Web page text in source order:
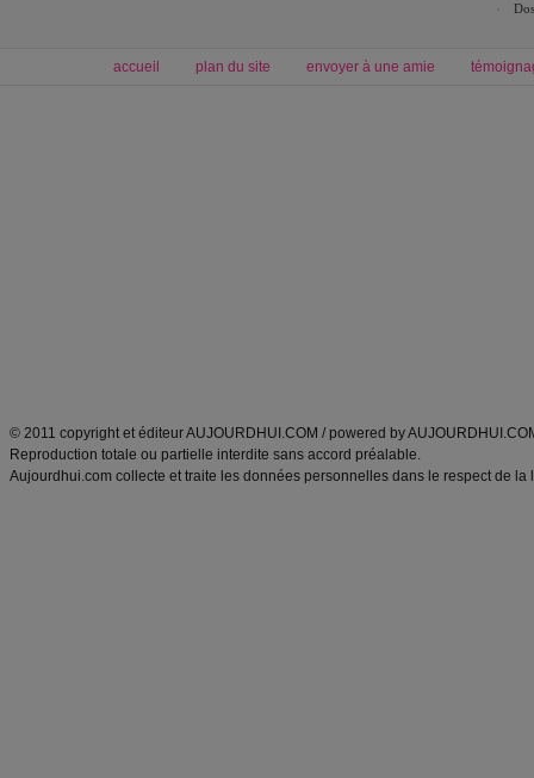
accueil plan du site envoyer à une amie
© 2011 copyright et éditeur AUJOURDHUI.COM / powered by
Reproduction totale ou partielle interdite sans accord préalable.
Aujourdhui.com collecte et traite les données personnelles dans le respect de